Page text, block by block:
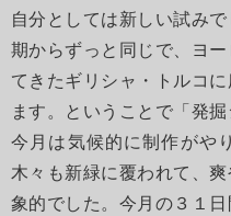
自分としては新しい試み
期からずっと同じで、ヨ
てきたギリシャ・トルコ
ます。ということで「発
今月は気候的に制作がや
木々も新緑に覆われて、
象的でした。今月の３１